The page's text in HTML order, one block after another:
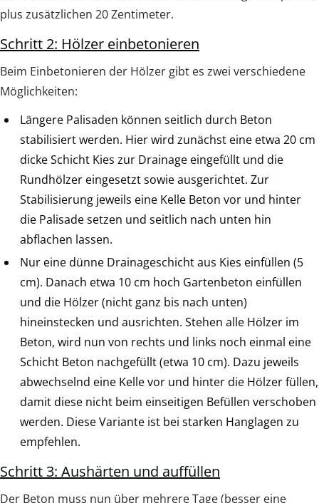
plus zusätzlichen 20 Zentimeter.
Schritt 2: Hölzer einbetonieren
Beim Einbetonieren der Hölzer gibt es zwei verschiedene
Möglichkeiten:
Längere Palisaden können seitlich durch Beton
stabilisiert werden. Hier wird zunächst eine etwa 20 cm
dicke Schicht Kies zur Drainage eingefüllt und die
Rundhölzer eingesetzt sowie ausgerichtet. Zur
Stabilisierung jeweils eine Kelle Beton vor und hinter
die Palisade setzen und seitlich nach unten hin
abflachen lassen.
Nur eine dünne Drainageschicht aus Kies einfüllen (5
cm). Danach etwa 10 cm hoch Gartenbeton einfüllen
und die Hölzer (nicht ganz bis nach unten)
hineinstecken und ausrichten. Stehen alle Hölzer im
Beton, wird nun von rechts und links noch einmal eine
Schicht Beton nachgefüllt (etwa 10 cm). Dazu jeweils
abwechselnd eine Kelle vor und hinter die Hölzer füllen,
damit diese nicht beim einseitigen Befüllen verschoben
werden. Diese Variante ist bei starken Hanglagen zu
empfehlen.
Schritt 3: Aushärten und auffüllen
Der Beton muss nun über mehrere Tage (besser eine